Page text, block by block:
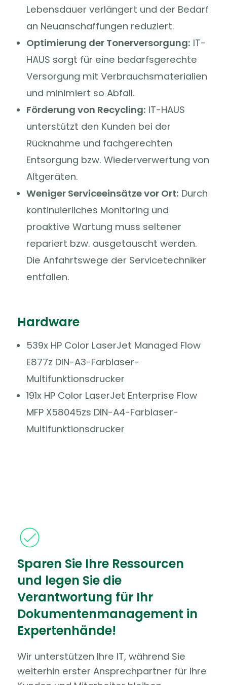
Lebensdauer verlängert und der Bedarf
an Neuanschaffungen reduziert.
Optimierung der Tonerversorgung: IT-
HAUS sorgt für eine bedarfsgerechte
Versorgung mit Verbrauchsmaterialien
und minimiert so Abfall.
Förderung von Recycling: IT-HAUS
unterstützt den Kunden bei der
Rücknahme und fachgerechten
Entsorgung bzw. Wiederverwertung von
Altgeräten.
Weniger Serviceeinsätze vor Ort: Durch
kontinuierliches Monitoring und
proaktive Wartung muss seltener
repariert bzw. ausgetauscht werden.
Die Anfahrtswege der Servicetechniker
entfallen.
Hardware
539x HP Color LaserJet Managed Flow
E877z DIN-A3-Farblaser-
Multifunktionsdrucker
191x HP Color LaserJet Enterprise Flow
MFP X58045zs DIN-A4-Farblaser-
Multifunktionsdrucker
Sparen Sie Ihre Ressourcen
und legen Sie die
Verantwortung für Ihr
Dokumentenmanagement in
Expertenhände!
Wir unterstützen Ihre IT, während Sie
weiterhin erster Ansprechpartner für Ihre